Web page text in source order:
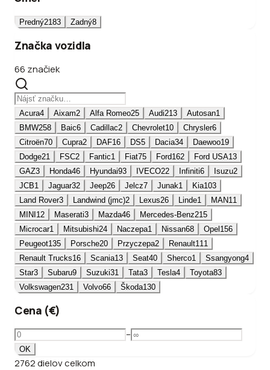
Predný2183 Zadný8
Značka vozidla
66 značiek
Acura4 Aixam2 Alfa Romeo25 Audi213 Autosan1
BMW258 Baic6 Cadillac2 Chevrolet10 Chrysler6
Citroën70 Cupra2 DAF16 DS5 Dacia34 Daewoo19
Dodge21 FSC2 Fantic1 Fiat75 Ford162 Ford USA13
GAZ3 Honda46 Hyundai93 IVECO22 Infiniti6 Isuzu2
JCB1 Jaguar32 Jeep26 Jelcz7 Junak1 Kia103
Land Rover3 Landwind (jmc)2 Lexus26 Linde1 MAN11
MINI 12 Maserati3 Mazda46 Mercedes-Benz215
Microcar1 Mitsubishi24 Naczepa1 Nissan68 Opel 156
Peugeot135 Porsche20 Przyczepa2 Renault111
Renault Trucks16 Scania13 Seat40 Sherco1 Ssangyong4
Star3 Subaru9 Suzuki31 Tata3 Tesla4 Toyota83
Volkswagen231 Volvo66 Škoda130
Cena (€)
–
OK
2762dielovcelkom